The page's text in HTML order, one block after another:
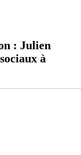
: Julien
à